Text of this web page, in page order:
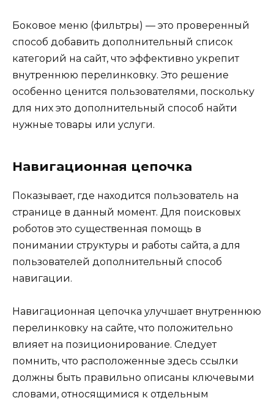
Боковое меню (фильтры) — это проверенный
способ добавить дополнительный список
категорий на сайт, что эффективно укрепит
внутреннюю перелинковку. Это решение
особенно ценится пользователями, поскольку
для них это дополнительный способ найти
нужные товары или услуги.
Навигационная цепочка
Показывает, где находится пользователь на
странице в данный момент. Для поисковых
роботов это существенная помощь в
понимании структуры и работы сайта, а для
пользователей дополнительный способ
навигации.
Навигационная цепочка улучшает внутреннюю
перелинковку на сайте, что положительно
влияет на позиционирование. Следует
помнить, что расположенные здесь ссылки
должны быть правильно описаны ключевыми
словами, относящимися к отдельным